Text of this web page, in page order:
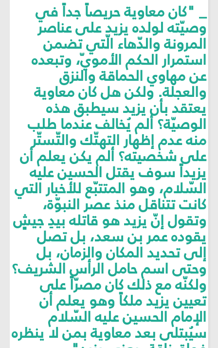
_ "كان معاوية حريصاً جداً في
وصيّته لولده يزيد على عناصر
المرونة والدّهاء الّتي تضمن
استمرار الحكم الأمويّ، وتبعده
عن مهاوي الحماقة والنزق
والعجلة. ولكن هل كان معاوية
يعتقد بأن يزيد سيطبق هذه
الوصيّة؟ ألم يُخالف عندما طلب
منه عدم إظهار التهتّك والتّستّر
على شخصيته؟ ألم يكن يعلم أن
يزيداً سوف يقتل الحسين عليه
السّلام، وهو المتتبّع للأخبار التي
كانت تتناقل منذ عصر النبوّة،
وتقول إنّ يزيد هو قاتله بيدِ جيشٍ
يقوده عمر بن سعد، بل تصل
إلى تحديد المكان والزمان، بل
وحتى اسم حامل الرأس الشريف؟
ولكنّه مع ذلك كان مصرّاً على
تعيين يزيد ملكاً وهو يعلم أن
الإمام الحسين عليه السّلام
سيُبتلى بعد معاوية بمن لا ينظره